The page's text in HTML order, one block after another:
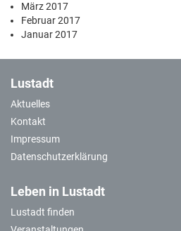
März 2017
Februar 2017
Januar 2017
Lustadt
Aktuelles
Kontakt
Impressum
Datenschutzerklärung
Leben in Lustadt
Lustadt finden